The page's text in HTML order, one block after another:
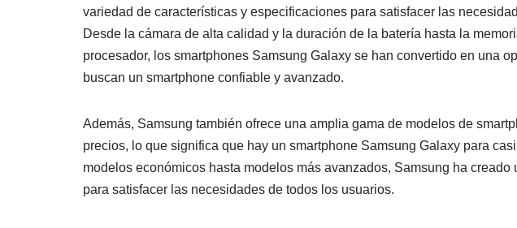
variedad de características y especificaciones para satisfacer las
Desde la cámara de alta calidad y la duración de la batería hasta la
procesador, los smartphones Samsung Galaxy se han convertido en una
buscan un smartphone confiable y avanzado.
Además, Samsung también ofrece una amplia gama de modelos de
precios, lo que significa que hay un smartphone Samsung Galaxy para
modelos económicos hasta modelos más avanzados, Samsung ha
para satisfacer las necesidades de todos los usuarios.